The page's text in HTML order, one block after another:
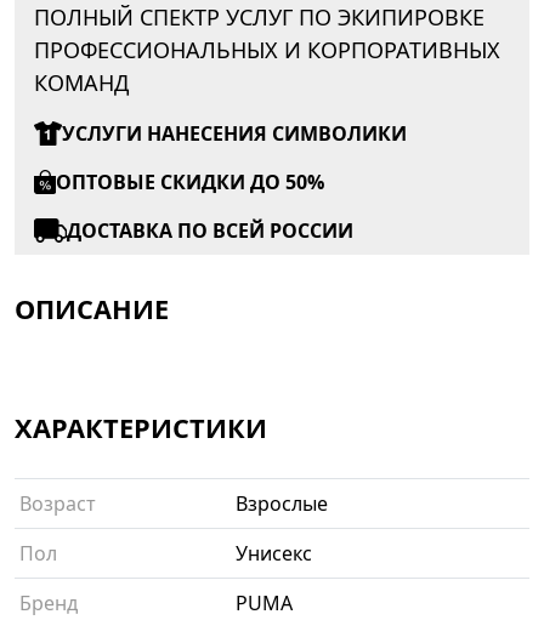
ПОЛНЫЙ СПЕКТР УСЛУГ ПО ЭКИПИРОВКЕ
ПРОФЕССИОНАЛЬНЫХ И КОРПОРАТИВНЫХ
КОМАНД
УСЛУГИ НАНЕСЕНИЯ СИМВОЛИКИ
ОПТОВЫЕ СКИДКИ ДО 50%
ДОСТАВКА ПО ВСЕЙ РОССИИ
ОПИСАНИЕ
ХАРАКТЕРИСТИКИ
Возраст
Взрослые
Пол
Унисекс
Бренд
PUMA